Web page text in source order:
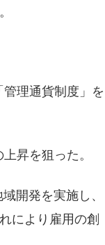
理通貨制度」を
昇を狙った。
開発を実施し、
により雇用の創